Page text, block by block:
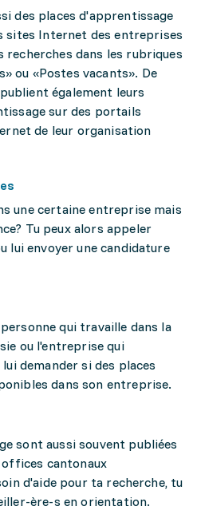
des places d'apprentissage
sites Internet des entreprises
dans les rubriques
ou «Postes vacants». De
également leurs
sur des portails
de leur organisation
une certaine entreprise mais
Tu peux alors appeler
lui envoyer une candidature
qui travaille dans la
ou l'entreprise qui
demander si des places
dans son entreprise.
sont aussi souvent publiées
cantonaux
d'aide pour ta recherche, tu
ère-s en orientation.